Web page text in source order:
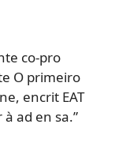
co-pro
O primeiro
encrit EAT
ad en sa.”